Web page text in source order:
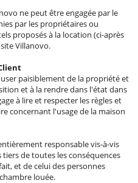
ne peut être engagée par le
par les propriétaires ou
proposés à la location (ci-après
Villanovo.
paisiblement de la propriété et
et à la rendre dans l'état dans
à lire et respecter les règles et
concernant l'usage de la maison
responsable vis-à-vis
de toutes les conséquences
et de celui des personnes
louée.